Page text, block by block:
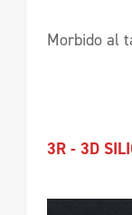
Morbido al
3R - 3D